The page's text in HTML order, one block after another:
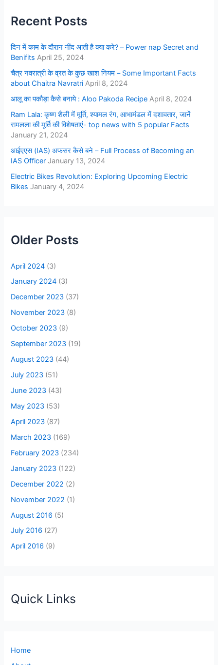
Recent Posts
दिन में काम के दौरान नींद आती है क्या करे? – Power nap Secret and
Benifits April 25, 2024
चैत्र नवरात्री के व्रत के कुछ खाश नियम – Some Important Facts
about Chaitra Navratri April 8, 2024
आलू का पकौड़ा कैसे बनाये : Aloo Pakoda Recipe April 8, 2024
Ram Lala: कृष्ण शैली में मूर्ति, श्यामल रंग, आभामंडल में दशावतार, जानें
रामलला की मूर्ति की विशेषताएं- top news with 5 popular Facts
January 21, 2024
आईएएस (IAS) अफसर कैसे बने – Full Process of Becoming an
IAS Officer January 13, 2024
Electric Bikes Revolution: Exploring Upcoming Electric
Bikes January 4, 2024
Older Posts
April 2024 (3)
January 2024 (3)
December 2023 (37)
November 2023 (8)
October 2023 (9)
September 2023 (19)
August 2023 (44)
July 2023 (51)
June 2023 (43)
May 2023 (53)
April 2023 (87)
March 2023 (169)
February 2023 (234)
January 2023 (122)
December 2022 (2)
November 2022 (1)
August 2016 (5)
July 2016 (27)
April 2016 (9)
Quick Links
Home